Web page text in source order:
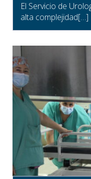
El Servicio de
alta complejidad[…]